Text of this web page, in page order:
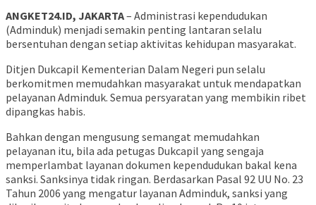
ANGKET24.ID, JAKARTA– Administrasi kependudukan
(Adminduk) menjadi semakin penting lantaran selalu
bersentuhan dengan setiap aktivitas kehidupan masyarakat.
Ditjen Dukcapil Kementerian Dalam Negeri pun selalu
berkomitmen memudahkan masyarakat untuk mendapatkan
pelayanan Adminduk. Semua persyaratan yang membikin ribet
dipangkas habis.
Bahkan dengan mengusung semangat memudahkan
pelayanan itu, bila ada petugas Dukcapil yang sengaja
memperlambat layanan dokumen kependudukan bakal kena
sanksi. Sanksinya tidak ringan. Berdasarkan Pasal 92 UU No. 23
Tahun 2006 yang mengatur layanan Adminduk, sanksi yang